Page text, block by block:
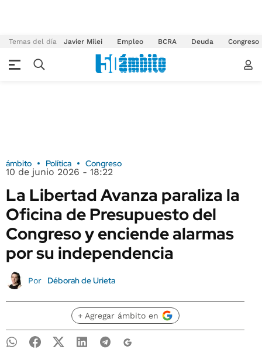
Temas del día Javier Milei Empleo BCRA Deuda Congreso
ámbito Política Congreso
10 de junio 2026 - 18:22
La Libertad Avanza paraliza la
Oficina de Presupuesto del
Congreso y enciende alarmas
por su independencia
Por Déborah de Urieta
+ Agregar ámbito en